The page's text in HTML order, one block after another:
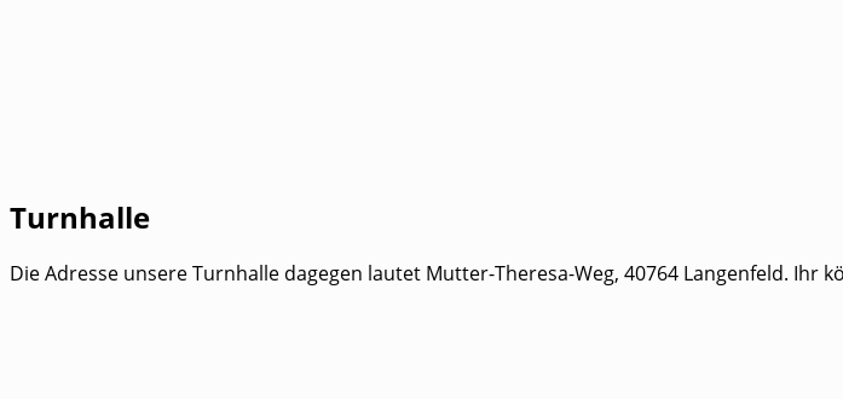
Turnhalle
Die Adresse unsere Turnhalle dagegen lautet Mutter-Theresa-Weg, 40764 Langenfeld.